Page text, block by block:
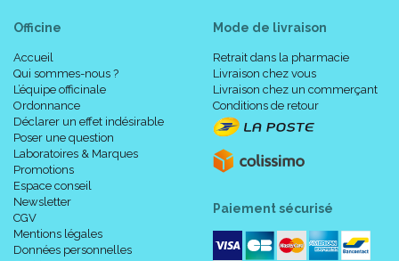
Officine
Accueil
Qui sommes-nous ?
L’équipe officinale
Ordonnance
Déclarer un effet indésirable
Poser une question
Laboratoires & Marques
Promotions
Espace conseil
Newsletter
CGV
Mentions légales
Données personnelles
Mode de livraison
Retrait dans la pharmacie
Livraison chez vous
Livraison chez un commerçant
Conditions de retour
Paiement sécurisé